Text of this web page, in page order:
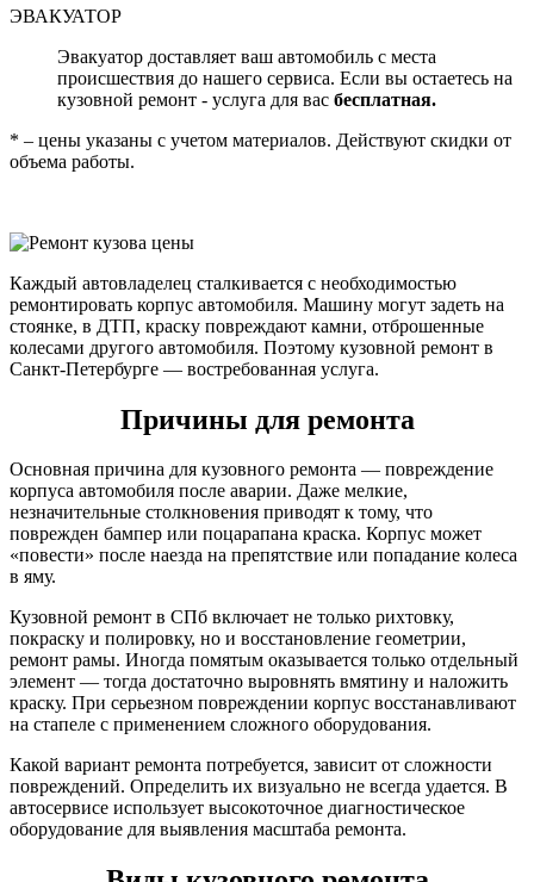
ЭВАКУАТОР
Эвакуатор доставляет ваш автомобиль с места
происшествия до нашего сервиса. Если вы остаетесь на
кузовной ремонт - услуга для вас бесплатная.
* – цены указаны с учетом материалов. Действуют скидки от
объема работы.
Каждый автовладелец сталкивается с необходимостью
ремонтировать корпус автомобиля. Машину могут задеть на
стоянке, в ДТП, краску повреждают камни, отброшенные
колесами другого автомобиля. Поэтому кузовной ремонт в
Санкт-Петербурге — востребованная услуга.
Причины для ремонта
Основная причина для кузовного ремонта — повреждение
корпуса автомобиля после аварии. Даже мелкие,
незначительные столкновения приводят к тому, что
поврежден бампер или поцарапана краска. Корпус может
«повести» после наезда на препятствие или попадание колеса
в яму.
Кузовной ремонт в СПб включает не только рихтовку,
покраску и полировку, но и восстановление геометрии,
ремонт рамы. Иногда помятым оказывается только отдельный
элемент — тогда достаточно выровнять вмятину и наложить
краску. При серьезном повреждении корпус восстанавливают
на стапеле с применением сложного оборудования.
Какой вариант ремонта потребуется, зависит от сложности
повреждений. Определить их визуально не всегда удается. В
автосервисе использует высокоточное диагностическое
оборудование для выявления масштаба ремонта.